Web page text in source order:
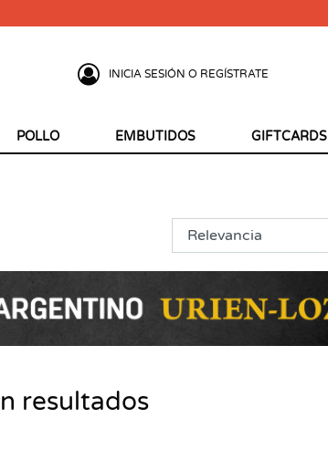
INICIA SESIÓN O REGÍSTRATE
POLLO EMBUTIDOS GIFTCARDS
resultados